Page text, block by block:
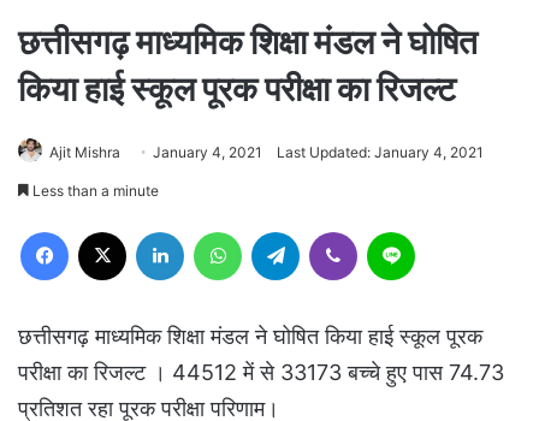
छत्तीसगढ़ माध्यमिक शिक्षा मंडल ने घोषित
किया हाई स्कूल पूरक परीक्षा का रिजल्ट
Ajit Mishra January 4, 2021 Last Updated: January 4, 2021
Less than a minute
Facebook LinkedIn WhatsAppTelegram Viber
छत्तीसगढ़ माध्यमिक शिक्षा मंडल ने घोषित किया हाई स्कूल पूरक
परीक्षा का रिजल्ट । 44512 में से 33173 बच्चे हुए पास 74.73
प्रतिशत रहा पूरक परीक्षा परिणाम।